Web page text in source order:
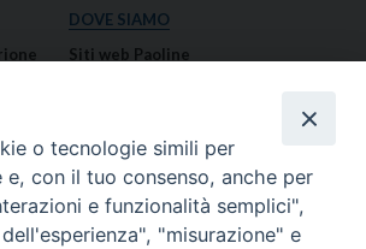
DOVE SIAMO
Siti web Paoline
Notizie dal governo generale
Notizie in breve
RISORSE
o tecnologie simili per
con il tuo consenso, anche per
e funzionalità semplici",
"misurazione" e